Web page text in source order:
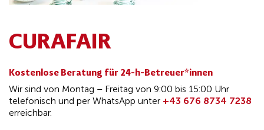
CURAFAIR
Kostenlose Beratung für 24-h-Betreuer*innen
Wir sind von Montag – Freitag von 9:00 bis 15:00 Uhr
telefonisch und per WhatsApp unter +43 676 8734 7238
erreichbar.